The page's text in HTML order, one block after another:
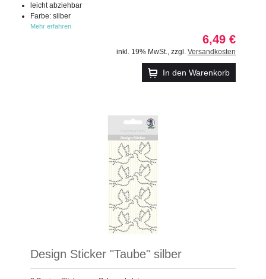
leicht abziehbar
Farbe: silber
Mehr erfahren
6,49 €
inkl. 19% MwSt. zzgl. Versandkosten
In den Warenkorb
Design Sticker "Taube" silber